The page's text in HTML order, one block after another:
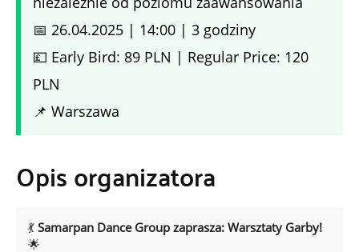
📅 26.04.2025 | 14:00 | 3 godziny
💷 Early Bird: 89 PLN | Regular Price: 120
PLN
📌 Warszawa
Opis organizatora
💃 Samarpan Dance Group zaprasza: Warsztaty Garby!
🌟